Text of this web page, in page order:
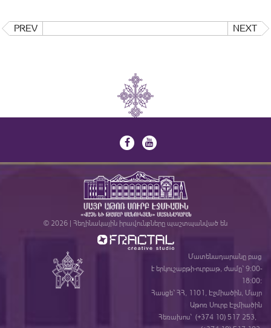
PREV NEXT
© 2026 | Հեղինակային իրավունքները պաշտպանված են
Մատենադարանը բաց
է երկուշաբթի-ուրբաթ, ժամը` 9:00-
18:00:
Հասցե` ՀՀ, 1101, Էջմիածին, Մայր
Աթոռ Սուրբ Էջմիածին
Հեռախոս` (+374 10) 517 253,